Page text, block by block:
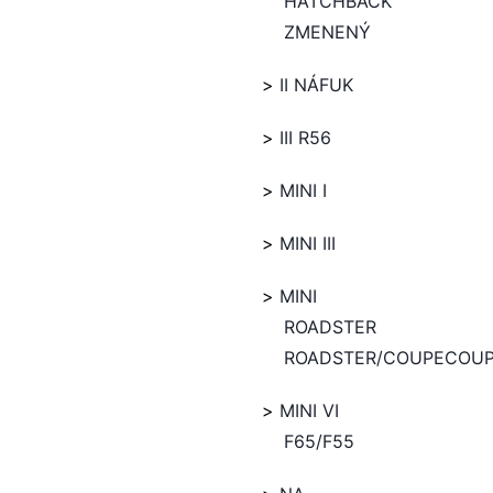
ZMENENÝ
II NÁFUK
III R56
MINI I
MINI III
MINI
ROADSTER
ROADSTER/
MINI VI
F65/F55